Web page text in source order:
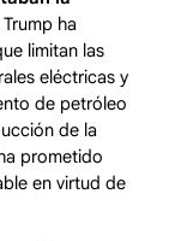
Trump ha
limitan las
eléctricas y
de petróleo
de la
prometido
en virtud de